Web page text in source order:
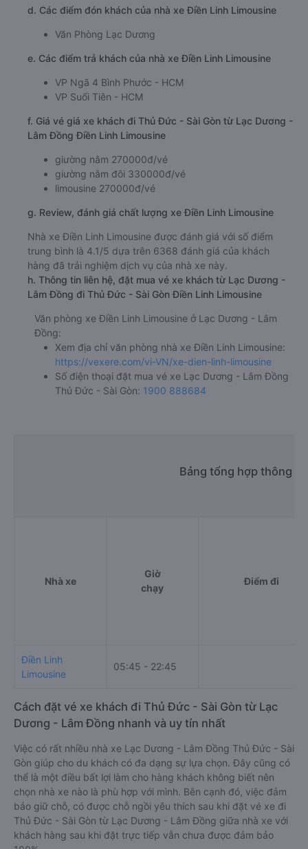
d. Các điểm đón khách của nhà xe Điền Linh Limousine
Văn Phòng Lạc Dương
e. Các điểm trả khách của nhà xe Điền Linh Limousine
VP Ngã 4 Bình Phước - HCM
VP Suối Tiên - HCM
f. Giá vé giá xe khách đi Thủ Đức - Sài Gòn từ Lạc Dương -
Lâm Đồng Điền Linh Limousine
giường nằm 270000đ/vé
giường nằm đôi 330000đ/vé
limousine 270000đ/vé
g. Review, đánh giá chất lượng xe Điền Linh Limousine
Nhà xe Điền Linh Limousine được đánh giá với số điểm
trung bình là 4.1/5 dựa trên 6368 đánh giá của khách
hàng đã trải nghiệm dịch vụ của nhà xe này.
h. Thông tin liên hệ, đặt mua vé xe khách từ Lạc Dương -
Lâm Đồng đi Thủ Đức - Sài Gòn Điền Linh Limousine
Văn phòng xe Điền Linh Limousine ở Lạc Dương - Lâm
Đồng:
Xem địa chỉ văn phòng nhà xe Điền Linh Limousine:
https://vexere.com/vi-VN/xe-dien-linh-limousine
Số điện thoại đặt mua vé xe Lạc Dương - Lâm Đồng
Thủ Đức - Sài Gòn: 1900 888684
Bảng tổng hợp thông
Nhà xe
Giờ
chạy
Điểm đi
Điền Linh
Limousine
05:45 - 22:45
Cách đặt vé xe khách đi Thủ Đức - Sài Gòn từ Lạc
Dương - Lâm Đồng nhanh và uy tín nhất
Việc có rất nhiều nhà xe Lạc Dương - Lâm Đồng Thủ Đức - Sài
Gòn giúp cho du khách có đa dạng sự lựa chọn. Đây cũng có
thể là một điều bất lợi làm cho hàng khách không biết nên
chọn nhà xe nào là phù hợp với mình. Bên cạnh đó, việc đảm
bảo giữ chỗ, có được chỗ ngồi yêu thích sau khi đặt vé xe đi
Thủ Đức - Sài Gòn từ Lạc Dương - Lâm Đồng giữa nhà xe với
khách hàng sau khi đặt trực tiếp vẫn chưa được đảm bảo